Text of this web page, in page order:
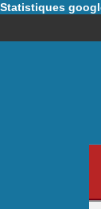
Statistiques